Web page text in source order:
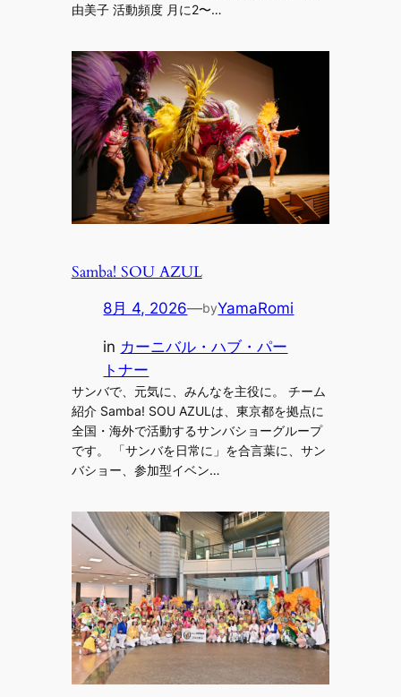
由美子 活動頻度 月に2〜…
Samba! SOU AZUL
8月 4, 2026—byYamaRomi
in カーニバル・ハブ・パー
トナー
サンバで、元気に、みんなを主役に。 チーム
紹介 Samba! SOU AZULは、東京都を拠点に
全国・海外で活動するサンバショーグループ
です。 「サンバを日常に」を合言葉に、サン
バショー、参加型イベン…